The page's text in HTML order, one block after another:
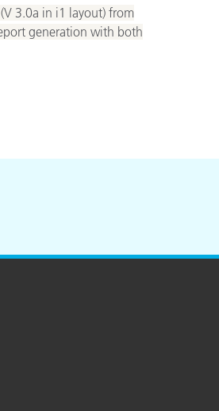
3.0a in i1 layout) from
generation with both